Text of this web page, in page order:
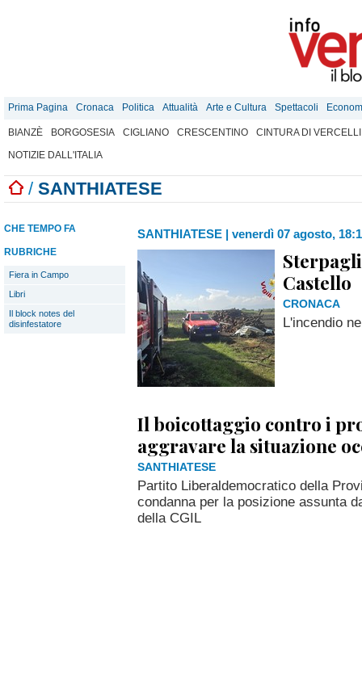
Prima Pagina Cronaca Politica Attualità Arte e Cultura Spettacoli
BIANZÈ BORGOSESIA CIGLIANO CRESCENTINO
CINTURA DI VERCELLI
NOTIZIE DALL'ITALIA
/ SANTHIATESE
CHE TEMPO FA
RUBRICHE
Fiera in Campo
Libri
Il block notes del
disinfestatore
SANTHIATESE | venerdì 07 agosto,
Castello
CRONACA
L'incendio
Il boicottaggio contro i
aggravare la situazione
SANTHIATESE
Partito Liberaldemocratico della
condanna per la posizione assunta
della CGIL